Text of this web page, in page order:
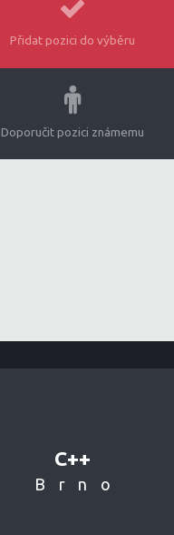
Přidat pozici do výběru
Doporučit pozici známemu
C++
Brno